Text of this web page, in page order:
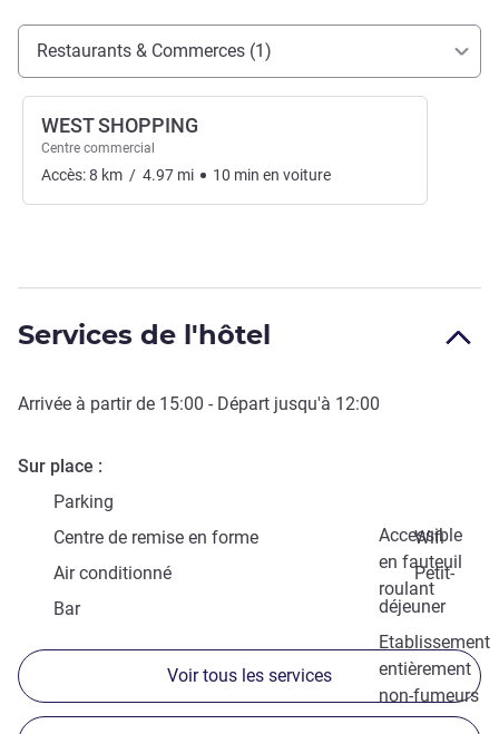
Accès et transports
Restaurants & Commerces (1)
WEST SHOPPING
Centre commercial
Accès:8 km / 4.97 mi 10 min en voiture
Services de l'hôtel
Arrivée à partir de 15:00 - Départ jusqu'à 12:00
Sur place
Parking
Accessible
en fauteuil
roulant
Centre de remise en forme
Wifi
Air conditionné
Petit-
déjeuner
Bar
Etablissement
entièrement
non-fumeurs
Voir tous les services